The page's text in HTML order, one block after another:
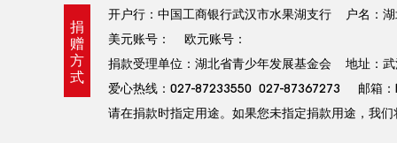
捐
赠
方
式
开户行：中国工商银行武汉市水果湖支行 户名：
美元账号： 欧元账号：
捐款受理单位：湖北省青少年发展基金会 地址：
爱心热线：027-87233550 027-87367273 邮箱
请在捐款时指定用途。如果您未指定捐款用途，我们